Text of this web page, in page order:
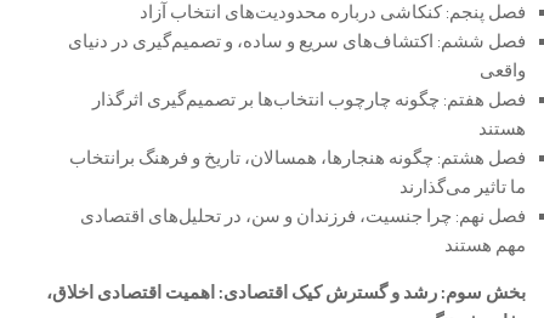
فصل پنجم: کنکاشی درباره محدودیت‌های انتخاب آزاد
فصل ششم: اکتشاف‌های سریع و ساده، و تصمیم‌گیری در دنیای
واقعی
فصل هفتم: چگونه چارچوب انتخاب‌ها بر تصمیم‌گیری اثرگذار
هستند
فصل هشتم: چگونه هنجارها، همسالان، تاریخ و فرهنگ برانتخاب
ما تاثیر می‌گذارند
فصل نهم: چرا جنسیت، فرزندان و سن، در تحلیل‌های اقتصادی
مهم هستند
بخش سوم: رشد و گسترش کیک اقتصادی: اهمیت اقتصادی اخلاق،